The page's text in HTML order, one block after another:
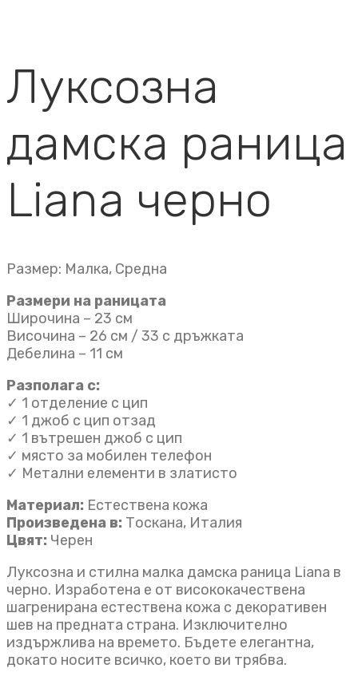
Луксозна
дамска раница
Liana черно
Размер: Малка, Средна
Размери на раницата
Широчина – 23 см
Височина – 26 см / 33 с дръжката
Дебелина – 11 см
Разполага с:
✓ 1 отделение с цип
✓ 1 джоб с цип отзад
✓ 1 вътрешен джоб с цип
✓ място за мобилен телефон
✓ Метални елементи в златисто
Материал: Естествена кожа
Произведена в: Тоскана, Италия
Цвят: Черен
Луксозна и стилна малка дамска раница Liana в
черно. Изработена е от висококачествена
шагренирана естествена кожа с декоративен
шев на предната страна. Изключително
издържлива на времето. Бъдете елегантна,
докато носите всичко, което ви трябва.